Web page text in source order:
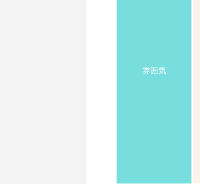
雰囲気